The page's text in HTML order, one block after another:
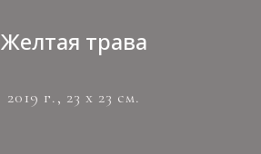
Желтая трава
2019 г., 23 х 23 см.